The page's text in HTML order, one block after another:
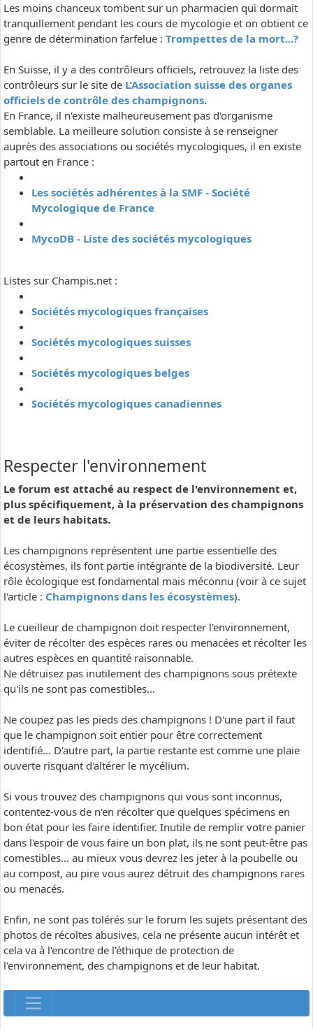
Les moins chanceux tombent sur un pharmacien qui dormait
tranquillement pendant les cours de mycologie et on obtient ce
genre de détermination farfelue : Trompettes de la mort...?
En Suisse, il y a des contrôleurs officiels, retrouvez la liste des
contrôleurs sur le site de L’Association suisse des organes
officiels de contrôle des champignons.
En France, il n'existe malheureusement pas d'organisme
semblable. La meilleure solution consiste à se renseigner
auprès des associations ou sociétés mycologiques, il en existe
partout en France :
Les sociétés adhérentes à la SMF - Société
Mycologique de France
MycoDB - Liste des sociétés mycologiques
Listes sur Champis.net :
Sociétés mycologiques françaises
Sociétés mycologiques suisses
Sociétés mycologiques belges
Sociétés mycologiques canadiennes
Respecter l'environnement
Le forum est attaché au respect de l'environnement et,
plus spécifiquement, à la préservation des champignons
et de leurs habitats.
Les champignons représentent une partie essentielle des
écosystèmes, ils font partie intégrante de la biodiversité. Leur
rôle écologique est fondamental mais méconnu (voir à ce sujet
l'article : Champignons dans les écosystèmes).
Le cueilleur de champignon doit respecter l'environnement,
éviter de récolter des espèces rares ou menacées et récolter les
autres espèces en quantité raisonnable.
Ne détruisez pas inutilement des champignons sous prétexte
qu'ils ne sont pas comestibles...
Ne coupez pas les pieds des champignons ! D'une part il faut
que le champignon soit entier pour être correctement
identifié... D'autre part, la partie restante est comme une plaie
ouverte risquant d'altérer le mycélium.
Si vous trouvez des champignons qui vous sont inconnus,
contentez-vous de n'en récolter que quelques spécimens en
bon état pour les faire identifier. Inutile de remplir votre panier
dans l'espoir de vous faire un bon plat, ils ne sont peut-être pas
comestibles... au mieux vous devrez les jeter à la poubelle ou
au compost, au pire vous aurez détruit des champignons rares
ou menacés.
Enfin, ne sont pas tolérés sur le forum les sujets présentant des
photos de récoltes abusives, cela ne présente aucun intérêt et
cela va à l'encontre de l'éthique de protection de
l'environnement, des champignons et de leur habitat.